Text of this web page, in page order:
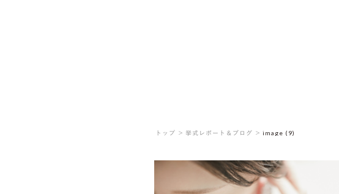
トップ ＞ 挙式レポート＆ブログ ＞ image (9)